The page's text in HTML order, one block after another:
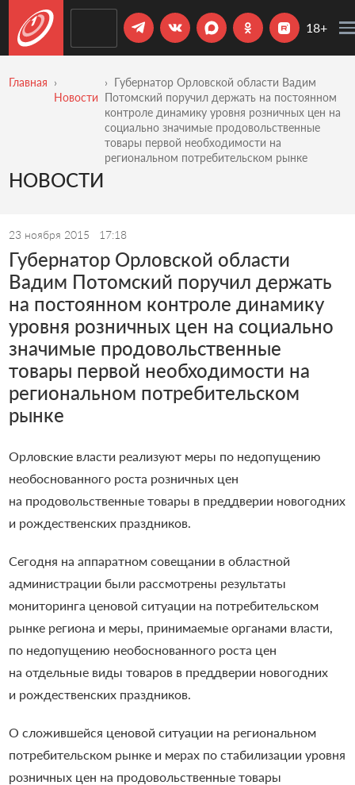
18+
Главная
Новости
Губернатор Орловской области Вадим
Потомский поручил держать на постоянном
контроле динамику уровня розничных цен на
социально значимые продовольственные
товары первой необходимости на
региональном потребительском рынке
НОВОСТИ
23 ноября 2015 17:18
Губернатор Орловской области
Вадим Потомский поручил держать
на постоянном контроле динамику
уровня розничных цен на социально
значимые продовольственные
товары первой необходимости на
региональном потребительском
рынке
Орловские власти реализуют меры по недопущению
необоснованного роста розничных цен
на продовольственные товары в преддверии новогодних
и рождественских праздников.
Сегодня на аппаратном совещании в областной
администрации были рассмотрены результаты
мониторинга ценовой ситуации на потребительском
рынке региона и меры, принимаемые органами власти,
по недопущению необоснованного роста цен
на отдельные виды товаров в преддверии новогодних
и рождественских праздников.
О сложившейся ценовой ситуации на региональном
потребительском рынке и мерах по стабилизации уровня
розничных цен на продовольственные товары